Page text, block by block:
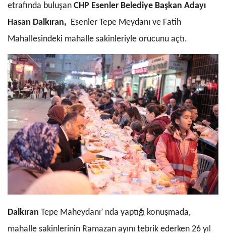
etrafında buluşan CHP Esenler Belediye Başkan Adayı
Hasan Dalkıran,
Esenler Tepe Meydanı ve Fatih
Mahallesindeki mahalle sakinleriyle orucunu açtı.
Dalkıran Tepe Maheydanı’ nda yaptığı konuşmada,
mahalle sakinlerinin Ramazan ayını tebrik ederken 26 yıl